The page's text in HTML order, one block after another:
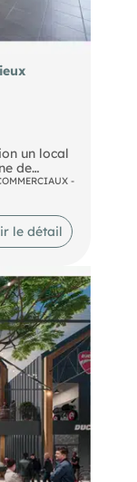
un local
de
-
le détail